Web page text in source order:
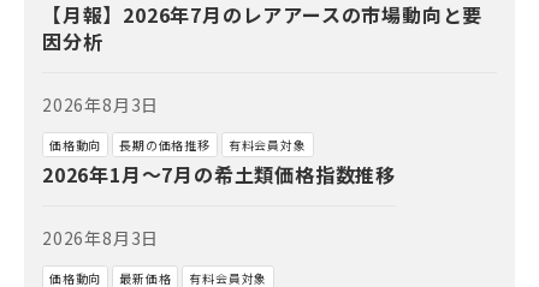
【月報】2026年7月のレアアースの市場動向と要
因分析
2026年8月3日
価格動向 長期の価格推移 有料会員対象
2026年1月～7月の希土類価格指数推移
2026年8月3日
価格動向 最新価格 有料会員対象